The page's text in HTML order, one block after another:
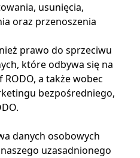
usunięcia,
oraz przenoszenia
prawo do sprzeciwu
które odbywa się na
a także wobec
bezpośredniego,
danych osobowych
uzasadnionego